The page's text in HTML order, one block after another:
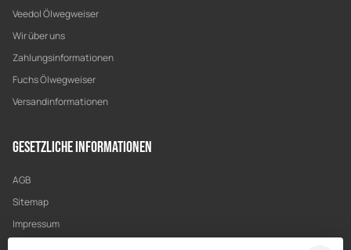
Veedol Ölwegweiser
Wir über uns
Zahlungsinformationen
Fuchs Ölwegweiser
Versandinformationen
Gesetzliche Informationen
AGB
Sitemap
Impressum